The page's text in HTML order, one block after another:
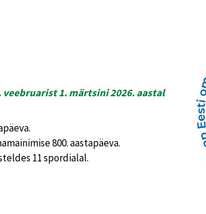
1. märtsini 2026. aastal
800. aastapäeva.
11 spordialal.